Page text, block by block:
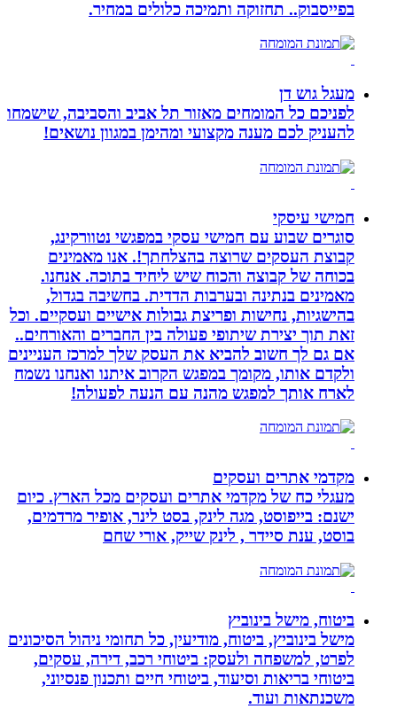
בפייסבוק.. תחזוקה ותמיכה כלולים במחיר.
מעגל גוש דן
לפניכם כל המומחים מאזור תל אביב והסביבה, שישמחו
להעניק לכם מענה מקצועי ומהימן במגוון נושאים!
חמישי עיסקי
סוגרים שבוע עם חמישי עסקי במפגשי נטוורקינג,
קבוצת העסקים שרוצה בהצלחתך!. אנו מאמינים
בכוחה של קבוצה והכוח שיש ליחיד בתוכה. אנחנו.
מאמינים בנתינה ובערבות הדדית. בחשיבה בגדול,
בהישגיות, נחישות ופריצת גבולות אישיים ועסקיים. וכל
זאת תוך יצירת שיתופי פעולה בין החברים והאורחים..
אם גם לך חשוב להביא את העסק שלך למרכז העניינים
ולקדם אותו, מקומך במפגש הקרוב איתנו ואנחנו נשמח
לארח אותך למפגש מהנה עם הנעה לפעולה!
מקדמי אתרים ועסקים
מעגלי כח של מקדמי אתרים ועסקים מכל הארץ. כיום
ישנם: בייפוסט, מגה לינק, בסט לינר, אופיר מרדמים,
בוסט, ענת סיידר , לינק שייק, אורי שחם
ביטוח, מישל בינוביץ
מישל בינוביץ, ביטוח, מודיעין, כל תחומי ניהול הסיכונים
לפרט, למשפחה ולעסק: ביטוחי רכב, דירה, עסקים,
ביטוחי בריאות וסיעוד, ביטוחי חיים ותכנון פנסיוני,
משכנתאות ועוד.